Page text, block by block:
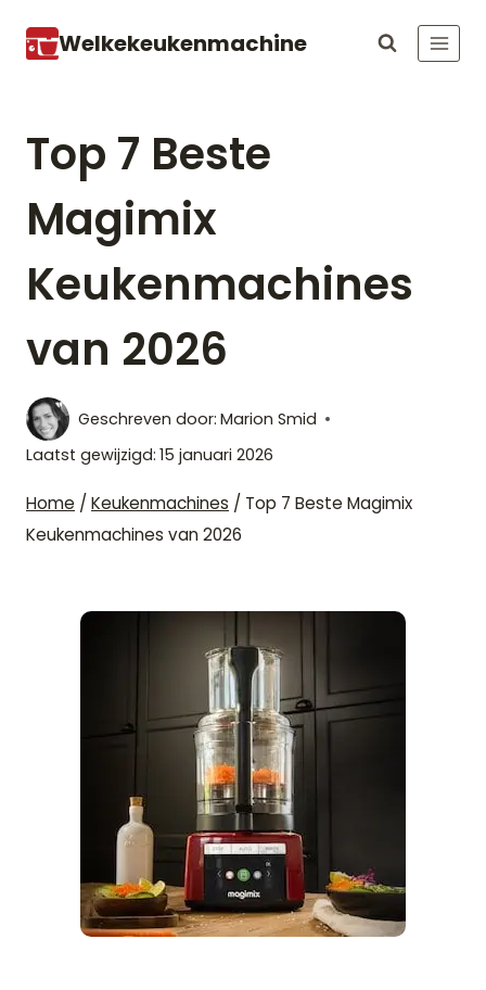
naar Welkekeukenmachine
Top 7 Beste
Magimix
Keukenmachines
van 2026
Geschreven door: Marion Smid
Laatst gewijzigd: 15 januari 2026
Home / Keukenmachines / Top 7 Beste Magimix
Keukenmachines van 2026